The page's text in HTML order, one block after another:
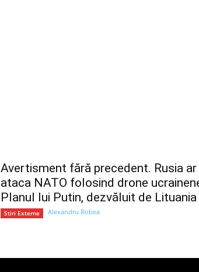
Avertisment fără precedent. Rusia
ataca NATO folosind drone
Planul lui Putin, dezvăluit de Lituania
Stiri Externe Alexandru Robea